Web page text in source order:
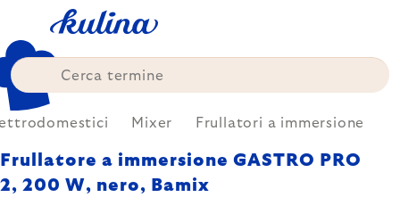
content
Mixer Frullatori a immersione
Frullatore a immersione GASTRO PRO
2, 200 W, nero, Bamix